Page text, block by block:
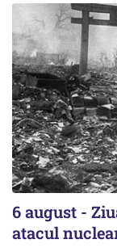
6 august -
atacul